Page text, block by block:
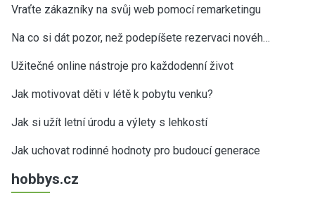
Vraťte zákazníky na svůj web pomocí remarketingu
Na co si dát pozor, než podepíšete rezervaci novéh…
Užitečné online nástroje pro každodenní život
Jak motivovat děti v létě k pobytu venku?
Jak si užít letní úrodu a výlety s lehkostí
Jak uchovat rodinné hodnoty pro budoucí generace
hobbys.cz